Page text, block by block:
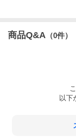
3L-5Lサイズはこち
商品Q&A （0件）
以下